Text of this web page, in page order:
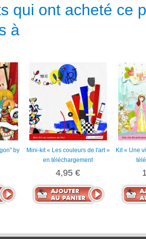
qui ont acheté ce
à
by
Mini-kit « Les couleurs de l'art »
en téléchargement
4,95 €
Kit « Une